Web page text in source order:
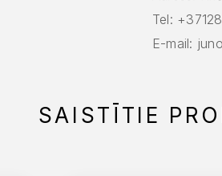
Tel:
E-mail:
SAISTĪTIE